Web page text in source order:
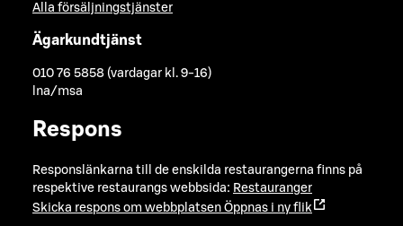
Alla försäljningstjänster
Ägarkundtjänst
010 76 5858 (vardagar kl. 9-16)
lna/msa
Respons
Responslänkarna till de enskilda restaurangerna finns på
respektive restaurangs webbsida: Restauranger
Skicka respons om webbplatsen Öppnas i ny flik